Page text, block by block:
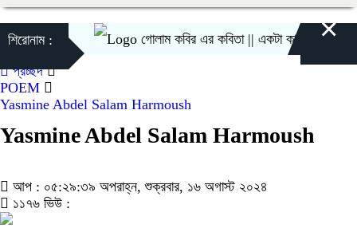
শিরোনাম : গোলাম কবির এর কবিতা || একটা কাঙ্ক্ষিত স্বপ্নের গল্প
×
প্রচ্ছদ
POEM
Yasmine Abdel Salam Harmoush
Yasmine Abdel Salam Harmoush
আপ : ০৫:২৯:৩৯ অপরাহ্ন, শুক্রবার, ১৬ অগাস্ট ২০২৪
১১৭৬ ভিউ :